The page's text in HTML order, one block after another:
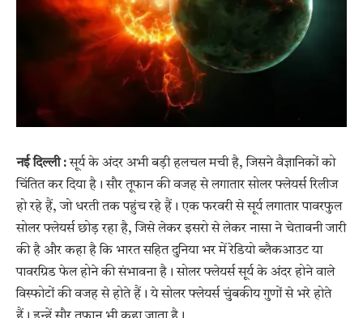
नई दिल्ली :सूर्य के अंदर अभी बड़ी हलचल मची है, जिसने वैज्ञानिकों को
चिंतित कर दिया है। सौर तूफान की वजह से लगातार सोलर फ्लेयर्स रिलीज
हो रहे हैं, जो धरती तक पहुंच रहे हैं। एक फरवरी से सूर्य लगातार पावरफुल
सोलर फ्लेयर्स छोड़ रहा है, जिसे लेकर इसरो से लेकर नासा ने चेतावनी जारी
की है और कहा है कि भारत सहित दुनिया भर में रेडियो ब्लैकआउट या
पावरग्रिड फेल होने की संभावना है। सोलर फ्लेयर्स सूर्य के अंदर होने वाले
विस्फोटों की वजह से होते हैं। ये सोलर फ्लेयर्स चुंबकीय गुणों से भरे होते